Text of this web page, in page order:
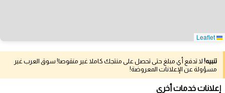
تنبيه! لا تدفع أي مبلغ حتى تحصل على منتجك كاملا غير منقوصا! سوق العرب غير
مسؤولة عن الإعلانات المعروضة!
إعلانات خدمات أخرى